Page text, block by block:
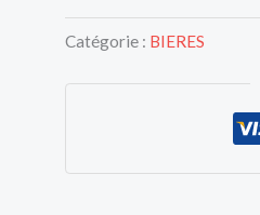
6,6%
Catégorie : BIERES